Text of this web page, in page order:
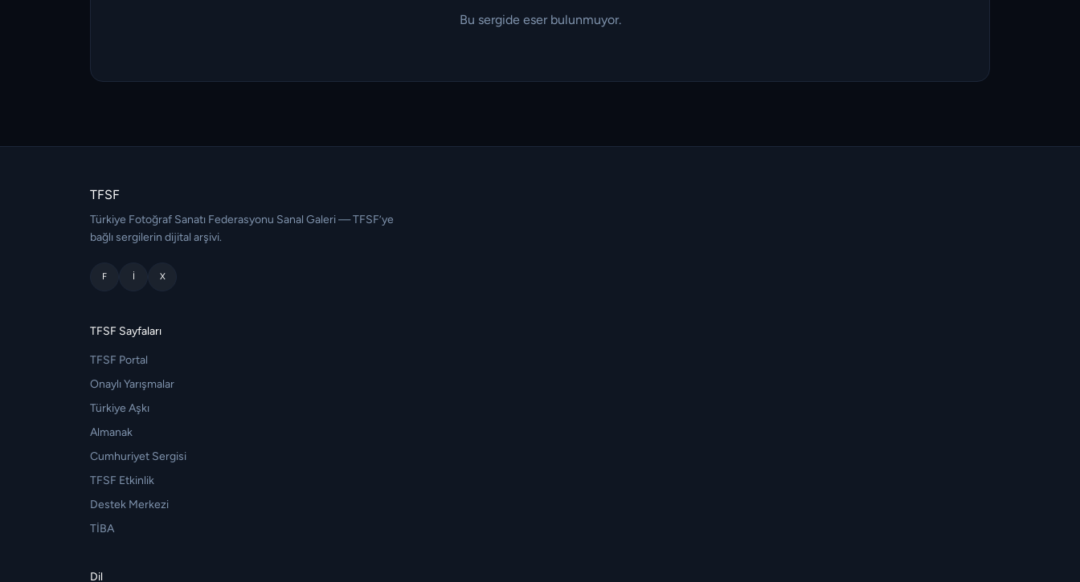
Bu sergide eser bulunmuyor.
TFSF
Türkiye Fotoğraf Sanatı Federasyonu Sanal Galeri — TFSF’ye
bağlı sergilerin dijital arşivi.
F I X
TFSF Sayfaları
TFSF Portal
Onaylı Yarışmalar
Türkiye Aşkı
Almanak
Cumhuriyet Sergisi
TFSF Etkinlik
Destek Merkezi
TİBA
Dil